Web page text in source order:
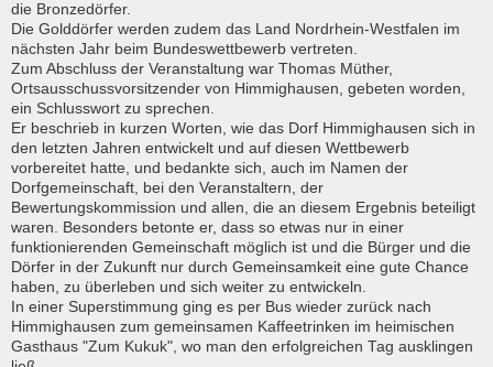
die Bronzedörfer.
Die Golddörfer werden zudem das Land Nordrhein-Westfalen im
nächsten Jahr beim Bundeswettbewerb vertreten.
Zum Abschluss der Veranstaltung war Thomas Müther,
Ortsausschussvorsitzender von Himmighausen, gebeten worden,
ein Schlusswort zu sprechen.
Er beschrieb in kurzen Worten, wie das Dorf Himmighausen sich in
den letzten Jahren entwickelt und auf diesen Wettbewerb
vorbereitet hatte, und bedankte sich, auch im Namen der
Dorfgemeinschaft, bei den Veranstaltern, der
Bewertungskommission und allen, die an diesem Ergebnis beteiligt
waren. Besonders betonte er, dass so etwas nur in einer
funktionierenden Gemeinschaft möglich ist und die Bürger und die
Dörfer in der Zukunft nur durch Gemeinsamkeit eine gute Chance
haben, zu überleben und sich weiter zu entwickeln.
In einer Superstimmung ging es per Bus wieder zurück nach
Himmighausen zum gemeinsamen Kaffeetrinken im heimischen
Gasthaus "Zum Kukuk", wo man den erfolgreichen Tag ausklingen